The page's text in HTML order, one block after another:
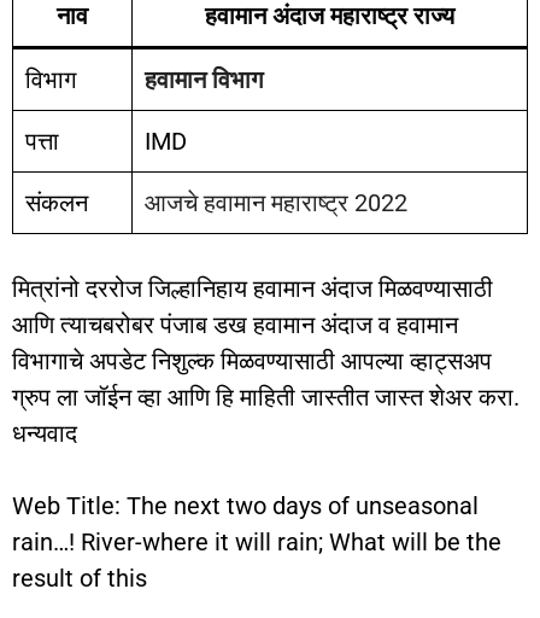
नाव हवामान अंदाज महाराष्ट्र राज्य
विभाग हवामान विभाग
पत्ता IMD
संकलन आजचे हवामान महाराष्ट्र 2022
मित्रांनो दररोज जिल्हानिहाय हवामान अंदाज मिळवण्यासाठी
आणि त्याचबरोबर पंजाब डख हवामान अंदाज व हवामान
विभागाचे अपडेट निशुल्क मिळवण्यासाठी आपल्या व्हाट्सअप
ग्रुप ला जॉईन व्हा आणि हि माहिती जास्तीत जास्त शेअर करा.
धन्यवाद
Web Title: The next two days of unseasonal
rain…! River-where it will rain; What will be the
result of this